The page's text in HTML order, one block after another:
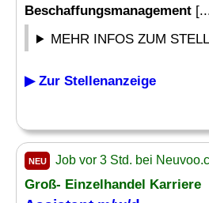
Beschaffungsmanagement
MEHR INFOS ZUM
▶ Zur Stellenanzeige
NEU Job vor 3 Std. bei
Groß- Einzelhandel Karriere